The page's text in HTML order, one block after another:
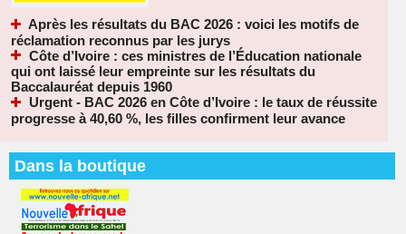
Après les résultats du BAC 2026 : voici les motifs de
réclamation reconnus par les jurys
Côte d’Ivoire : ces ministres de l’Éducation nationale
qui ont laissé leur empreinte sur les résultats du
Baccalauréat depuis 1960
Urgent - BAC 2026 en Côte d’Ivoire : le taux de réussite
progresse à 40,60 %, les filles confirment leur avance
Dans la boutique